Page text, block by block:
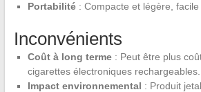
Portabilité: Compacte et légère, facile
Inconvénients
Coût à long terme: Peut être plus
cigarettes électroniques rechargeables.
Impact environnemental : Produit